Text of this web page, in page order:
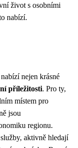
život s osobními
nabízí.
nejen krásné
příležitosti. Pro ty,
místem pro
jsou
regionu.
aktivně hledají